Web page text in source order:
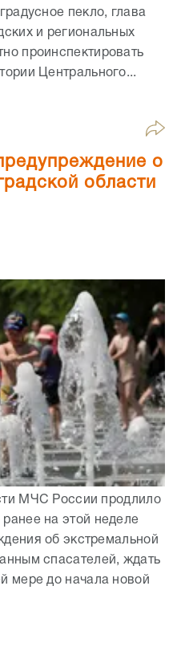
пекло, глава
и региональных
проинспектировать
Центрального...
о
области
МЧС России продлило
на этой неделе
об экстремальной
спасателей, ждать
мере до начала новой